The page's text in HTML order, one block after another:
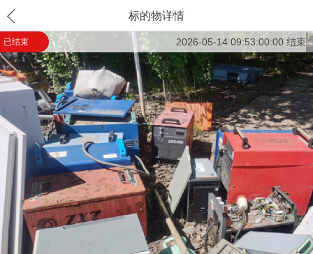
标的物详情
已结束 2026-05-14 09:53:00:00 结束